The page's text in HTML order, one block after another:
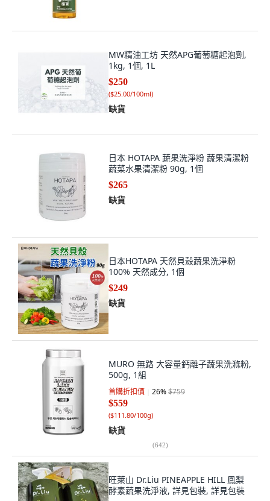
MW精油工坊 天然APG葡萄糖起泡劑,
1kg, 1個, 1L
$250
($25.00/100ml)
缺貨
日本 HOTAPA 蔬果洗淨粉 蔬果清潔粉
蔬菜水果清潔粉 90g, 1個
$265
缺貨
日本HOTAPA 天然貝殼蔬果洗淨粉
100% 天然成分, 1個
$249
缺貨
MURO 無路 大容量鈣離子蔬果洗滌粉,
500g, 1組
首購折扣價 26%$759
$559
($111.80/100g)
缺貨
(642)
旺萊山 Dr.Liu PINEAPPLE HILL 鳳梨
酵素蔬果洗淨液, 詳見包裝, 詳見包裝